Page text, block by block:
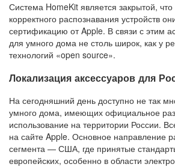
Система HomeKit является закрытой, что
корректного распознавания устройств
сертификацию от Apple. В связи с этим
для умного дома не столь широк, как у
технологий «open source».
Локализация аксессуаров для
На сегодняшний день доступно не так
умного дома, имеющих официальное
использование на территории России.
на сайте Apple. Основное направление
сегмента — США, где принятые
европейских, особенно в области